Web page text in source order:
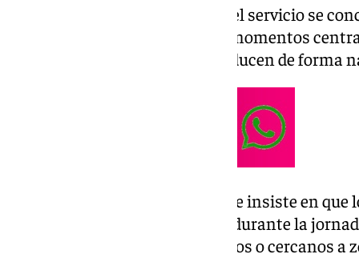
Los profesionales señalan que el servicio se
exposición solar, ya que en los momentos
desciende y los recorridos se reducen de forma
Desde la asociación del sector se insiste en
las paradas y cuidados básicos durante la
refrescarse en puntos habilitados o cercanos a